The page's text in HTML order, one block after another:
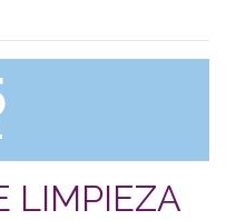
LIMPIEZA